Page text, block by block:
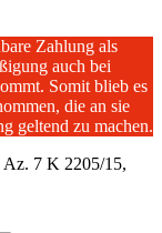
Zahlung als
auch bei
Somit blieb es
die an sie
geltend zu machen.
7 K 2205/15,